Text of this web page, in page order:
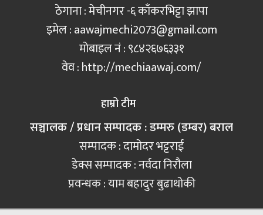
ठेगाना : मेचीनगर -६ काँकरभिट्टा झापा
इमेल :aawajmechi2073@gmail.com
मोबाइल नं‍ : ९८४२६७६३३१
वेव : http://mechiaawaj.com/
हाम्रो टीम
सञ्चालक / प्रधान सम्पादक : डम्मरु (डम्बर) बराल
सम्पादक : दामोदर भट्टराई
डेक्स सम्पादक : नर्वदा निरौला
प्रवन्धक : याम बहादुर बुढाथोकी